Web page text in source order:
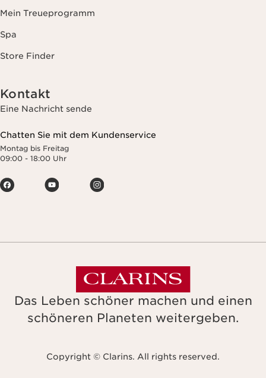
Mein Treueprogramm
Spa
Store Finder
Kontakt
Eine Nachricht sende
Chatten Sie mit dem Kundenservice
Montag bis Freitag
09:00 - 18:00 Uhr
Das Leben schöner machen und einen
schöneren Planeten weitergeben.
Copyright © Clarins. All rights reserved.